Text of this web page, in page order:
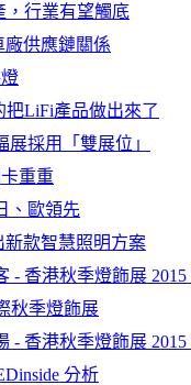
，行業有望觸底
供應鏈關係
把LiFi產品做出來了
採用「雙展位」
重重
、歐領先
新款智慧照明方案
- 香港秋季燈飾展
秋季燈飾展
- 香港秋季燈飾展
分析